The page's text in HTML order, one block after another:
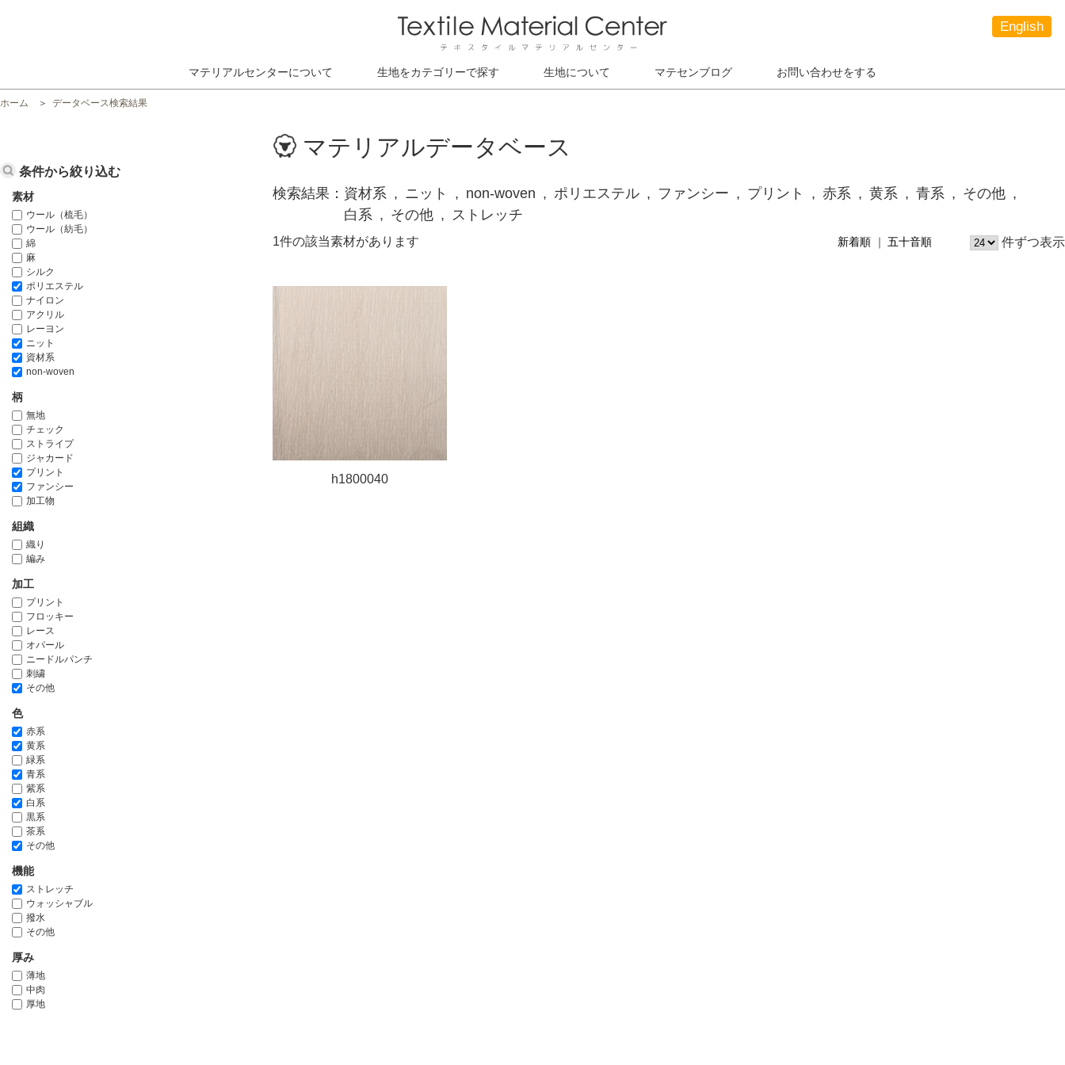
English
マテリアルセンターについて 生地をカテゴリーで探す 生地について マテセンブログ お問い合わせをする
ホーム データベース検索結果
マテリアルデータベース
検索結果 資材系 ニット non-woven ポリエステル ファンシー プリント 赤系 黄系 青系
その他
白系
その他 ストレッチ
1件の該当素材があります 新着順 五十音順 件ずつ表示
h1800040
条件から絞り込む
素材
ウール（梳毛）
ウール（紡毛）
綿
麻
シルク
ポリエステル
ナイロン
アクリル
レーヨン
ニット
資材系
non-woven
柄
無地
チェック
ストライプ
ジャカード
プリント
ファンシー
加工物
組織
織り
編み
加工
プリント
フロッキー
レース
オパール
ニードルパンチ
刺繍
その他
色
赤系
黄系
緑系
青系
紫系
白系
黒系
茶系
その他
機能
ストレッチ
ウォッシャブル
撥水
その他
厚み
薄地
中肉
厚地